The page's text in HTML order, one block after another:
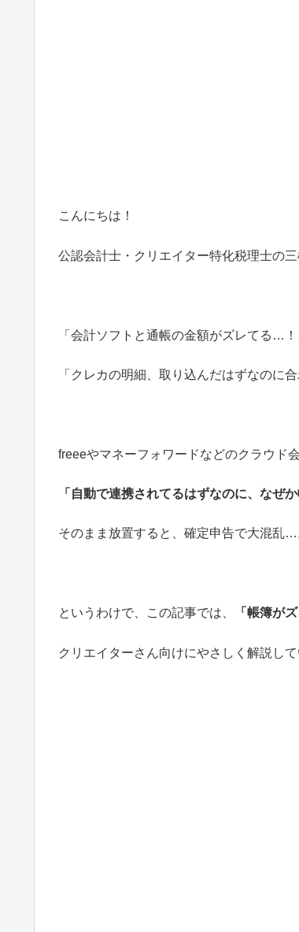
こんにちは！
公認会計士・クリエイター特化税理士の三
「会計ソフトと通帳の金額がズレてる…！
「クレカの明細、取り込んだはずなのに
freeeやマネーフォワードなどのクラウド
「自動で連携されてるはずなのに、なぜ
そのまま放置すると、確定申告で大混乱…
というわけで、この記事では、 「帳簿が
クリエイターさん向けにやさしく解説して